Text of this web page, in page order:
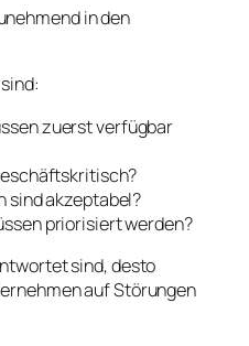
in den
zuerst verfügbar
sind akzeptabel?
priorisiert werden?
sind, desto
auf Störungen